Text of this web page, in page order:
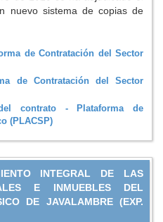
nuevo sistema de copias de
de Contratación del Sector
de Contratación del Sector
contrato - Plataforma de
(PLACSP)
INTEGRAL DE LAS
E INMUEBLES DEL
DE JAVALAMBRE (EXP.